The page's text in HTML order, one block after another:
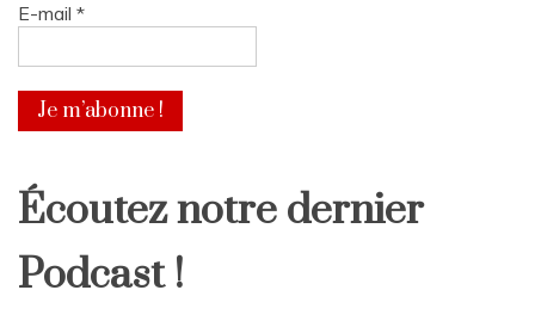
E-mail *
Écoutez notre dernier
Podcast !